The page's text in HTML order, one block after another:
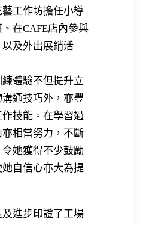
工作坊擔任小導
在CAFE店內參與
及外出展銷活
體驗不但提升立
通技巧外，亦豐
技能。在學習過
相當努力，不斷
她獲得不少鼓勵
自信心亦大為提
進步印證了工場